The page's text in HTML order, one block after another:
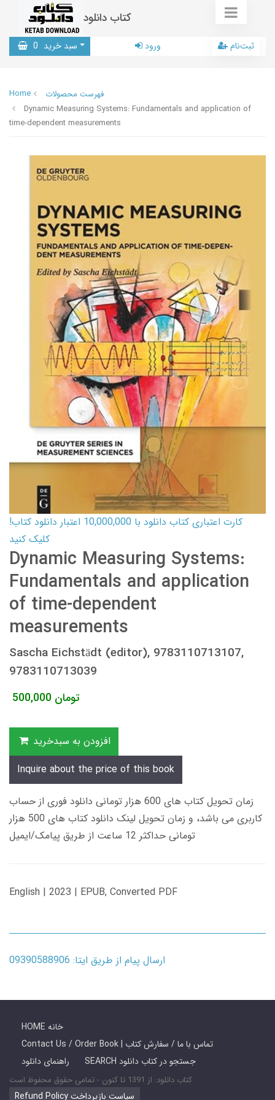
کتاب دانلود
سبد خرید 0 ورود ثبت‌نام
Home
فهرست محصولات
Dynamic Measuring Systems: Fundamentals and application of
time-dependent measurements
کارت اعتباری کتاب دانلود با 10,000,000 اعتبار دانلود کتاب!
کلیک کنید
Dynamic Measuring Systems:
Fundamentals and application
of time-dependent
measurements
Sascha Eichstädt (editor), 9783110713107,
9783110713039
500,000 تومان
افزودن به سبدخرید
Inquire about the price of this book
زمان تحویل کتاب های 600 هزار تومانی دانلود فوری از حساب
کاربری می باشد، و زمان تحویل لینک دانلود کتاب های 500 هزار
تومانی حداکثر 12 ساعت از طریق پیامک/ایمیل
English | 2023 | EPUB, Converted PDF
ارسال پیام از طریق ایتا: 09390588906
HOME خانه
Contact Us / Order Book | تماس با ما / سفارش کتاب
راهنمای دانلود
SEARCH جستجو در کتاب دانلود
کتاب دانلود: از 1391 تا کنون - تمامی حقوق محفوظ است
Refund Policy سیاست بازپرداخت